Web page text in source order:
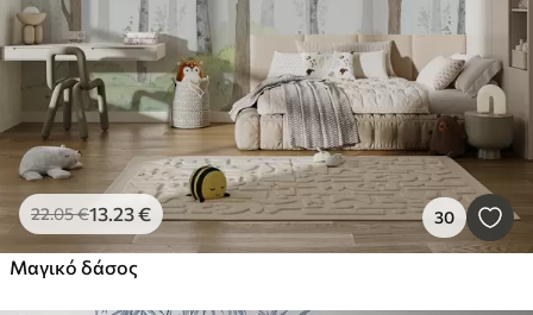
22.05€13.23€ 30
Μαγικό δάσος